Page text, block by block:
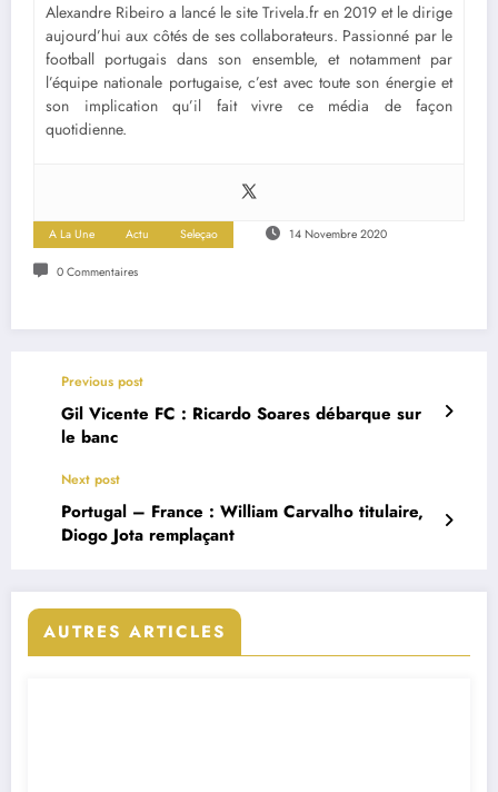
Alexandre Ribeiro a lancé le site Trivela.fr en 2019 et le dirige
aujourd’hui aux côtés de ses collaborateurs. Passionné par le
football portugais dans son ensemble, et notamment par
l’équipe nationale portugaise, c’est avec toute son énergie et
son implication qu’il fait vivre ce média de façon
quotidienne.
A La Une Actu Seleçao 14 Novembre 2020
0 Commentaires
Previous post
Gil Vicente FC : Ricardo Soares débarque sur
le banc
Next post
Portugal – France : William Carvalho titulaire,
Diogo Jota remplaçant
AUTRES ARTICLES